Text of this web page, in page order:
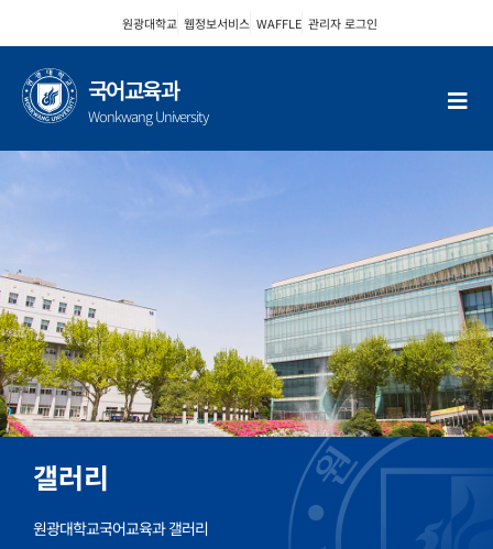
뛰
원광대학교 웹정보서비스 WAFFLE 관리자 로그인
국어교육과
Wonkwang University
갤러리
원광대학교국어교육과 갤러리